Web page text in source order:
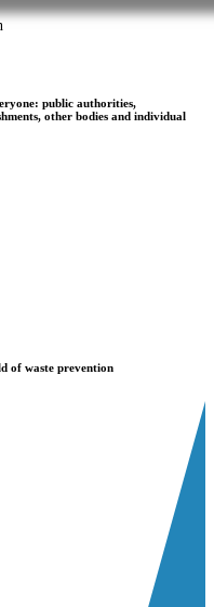
public authorities,
other bodies and individual
of waste prevention